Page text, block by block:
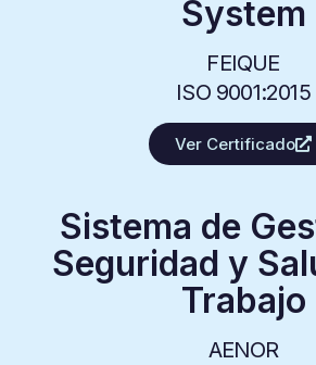
System
FEIQUE
ISO 9001:2015
Ver Certificado
Sistema de
Seguridad y
Trabajo
AENOR